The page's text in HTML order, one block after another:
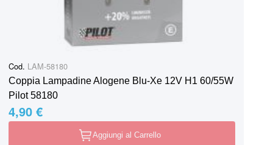
Cod. LAM-58180
Coppia Lampadine Alogene Blu-Xe 12V H1 60/55W
Pilot 58180
4,90 €
Aggiungi al Carrello